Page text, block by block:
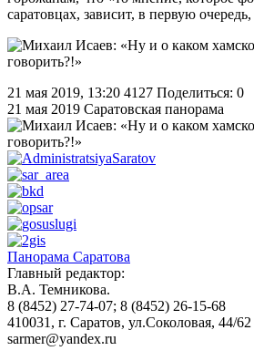
саратовцах, зависит, в первую
21 мая 2019, 13:20 4127 Поделиться: 0
21 мая 2019 Саратовская панорама
Панорама Саратова
Главный редактор:
В.А. Темникова.
8 (8452) 27-74-07; 8 (8452) 26-15-68
410031, г. Саратов, ул.Соколовая, 44/62
sarmer@yandex.ru